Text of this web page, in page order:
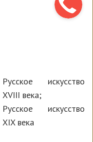
Русское искусство
XVIII века;
Русское искусство
XIX века